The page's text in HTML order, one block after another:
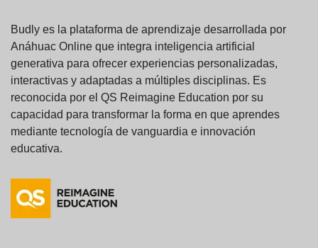
Budly es la plataforma de aprendizaje desarrollada por
Anáhuac Online que integra inteligencia artificial
generativa para ofrecer experiencias personalizadas,
interactivas y adaptadas a múltiples disciplinas. Es
reconocida por el QS Reimagine Education por su
capacidad para transformar la forma en que aprendes
mediante tecnología de vanguardia e innovación
educativa.